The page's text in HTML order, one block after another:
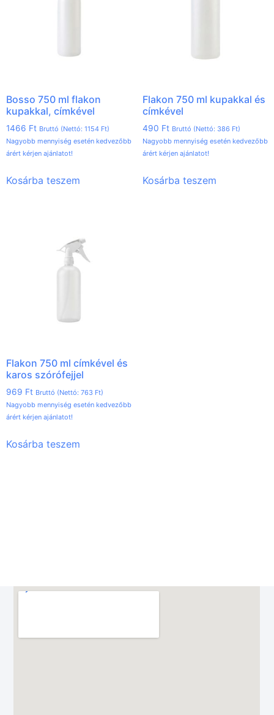
Bosso 750 ml flakon
kupakkal, címkével
1466 Ft Bruttó (Nettó: 1154 Ft)
Nagyobb mennyiség esetén kedvezőbb
árért kérjen ajánlatot!
Kosárba teszem
Flakon 750 ml kupakkal és
címkével
490 Ft Bruttó (Nettó: 386 Ft)
Nagyobb mennyiség esetén kedvezőbb
árért kérjen ajánlatot!
Kosárba teszem
Flakon 750 ml címkével és
karos szórófejjel
969 Ft Bruttó (Nettó: 763 Ft)
Nagyobb mennyiség esetén kedvezőbb
árért kérjen ajánlatot!
Kosárba teszem